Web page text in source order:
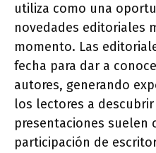
utiliza como una
novedades editoriales
momento. Las
fecha para dar a
autores, generando
los lectores a
presentaciones suelen
participación de